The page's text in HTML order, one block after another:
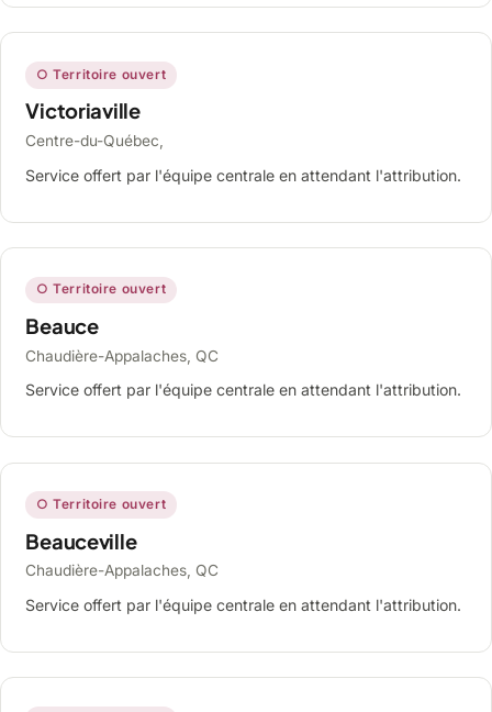
○ Territoire ouvert
Victoriaville
Centre-du-Québec,
Service offert par l'équipe centrale en attendant l'attribution.
○ Territoire ouvert
Beauce
Chaudière-Appalaches, QC
Service offert par l'équipe centrale en attendant l'attribution.
○ Territoire ouvert
Beauceville
Chaudière-Appalaches, QC
Service offert par l'équipe centrale en attendant l'attribution.